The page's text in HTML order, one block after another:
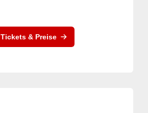
Tickets & Preise